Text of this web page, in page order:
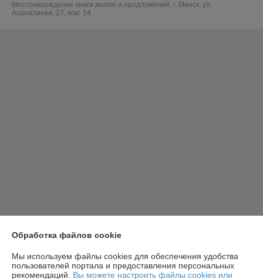
Местонахождение книги жалоб и предложений: г. Минск, ул.
Асаналиева, 27, ком. 14
Обработка файлов cookie
Мы используем файлы cookies для обеспечения удобства
пользователей портала и предоставления персональных
рекомендаций. Вы можете настроить файлы cookies или